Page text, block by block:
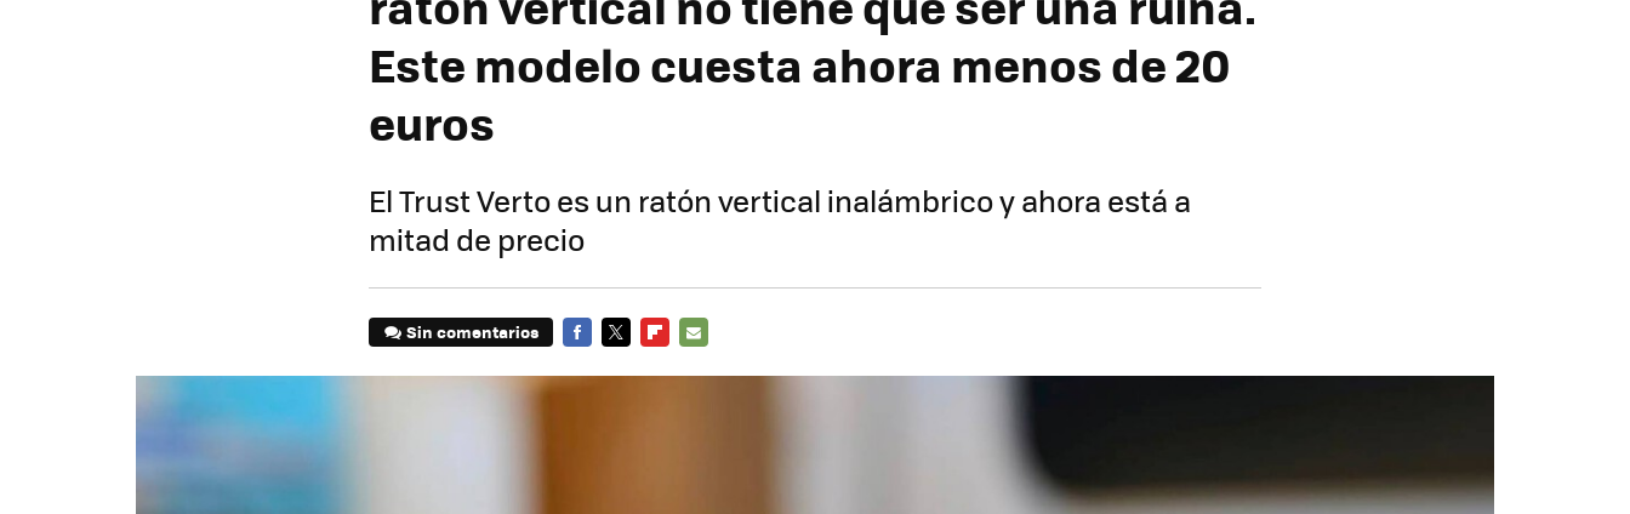
Este modelo cuesta ahora menos de 20
euros
El Trust Verto es un ratón vertical inalámbrico y ahora está a
mitad de precio
Sin comentarios